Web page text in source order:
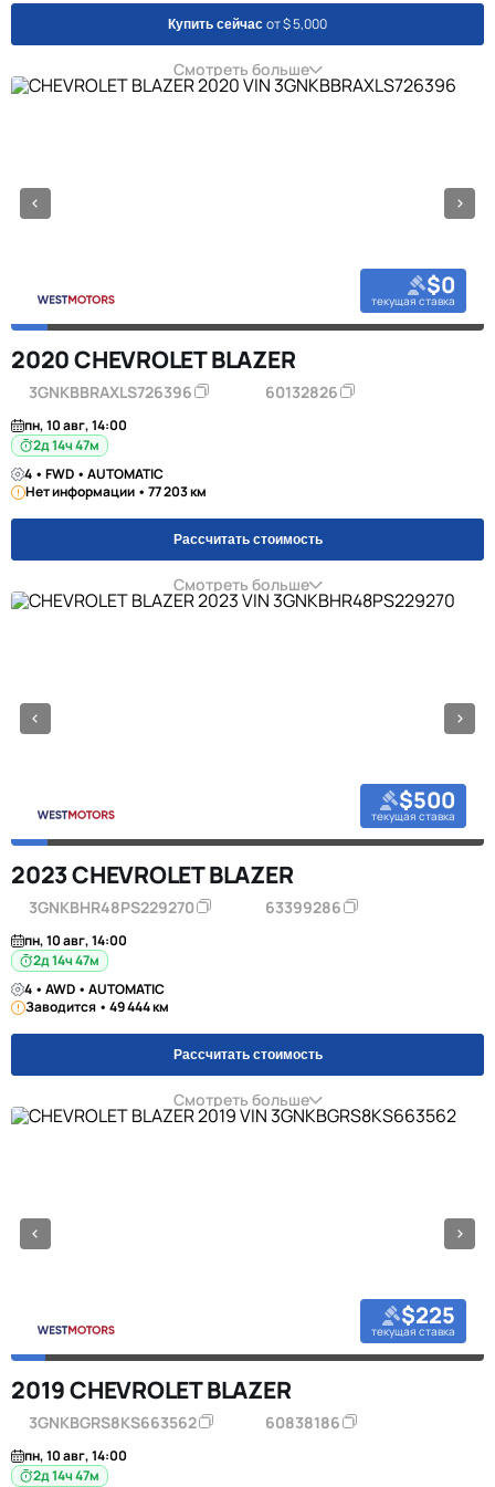
Купить сейчас от $ 5,000
Смотреть больше
$0
текущая ставка
2020 CHEVROLET BLAZER
3GNKBBRAXLS726396 60132826
пн, 10 авг, 14:00
2д 14ч 47м
4 • FWD • AUTOMATIC
Нет информации • 77 203 км
Рассчитать стоимость
Смотреть больше
$500
текущая ставка
2023 CHEVROLET BLAZER
3GNKBHR48PS229270 63399286
пн, 10 авг, 14:00
2д 14ч 47м
4 • AWD • AUTOMATIC
Заводится • 49 444 км
Рассчитать стоимость
Смотреть больше
$225
текущая ставка
2019 CHEVROLET BLAZER
3GNKBGRS8KS663562 60838186
пн, 10 авг, 14:00
2д 14ч 47м